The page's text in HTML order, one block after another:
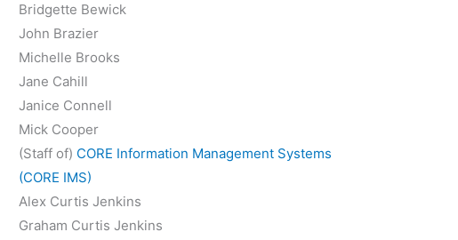
Bridgette Bewick
John Brazier
Michelle Brooks
Jane Cahill
Janice Connell
Mick Cooper
(Staff of) CORE Information Management Systems
(CORE IMS)
Alex Curtis Jenkins
Graham Curtis Jenkins